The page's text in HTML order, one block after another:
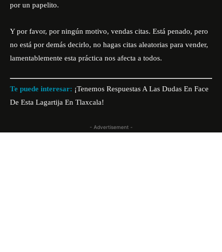
por un papelito.
Y por favor, por ningún motivo, vendas citas. Está penado, pero
no está por demás decirlo, no hagas citas aleatorias para vender,
lamentablemente esta práctica nos afecta a todos.
Te puede interesar: ¡Tenemos Respuestas A Las Dudas En Face
De Esta Lagartija En Tlaxcala!
- Advertisement -